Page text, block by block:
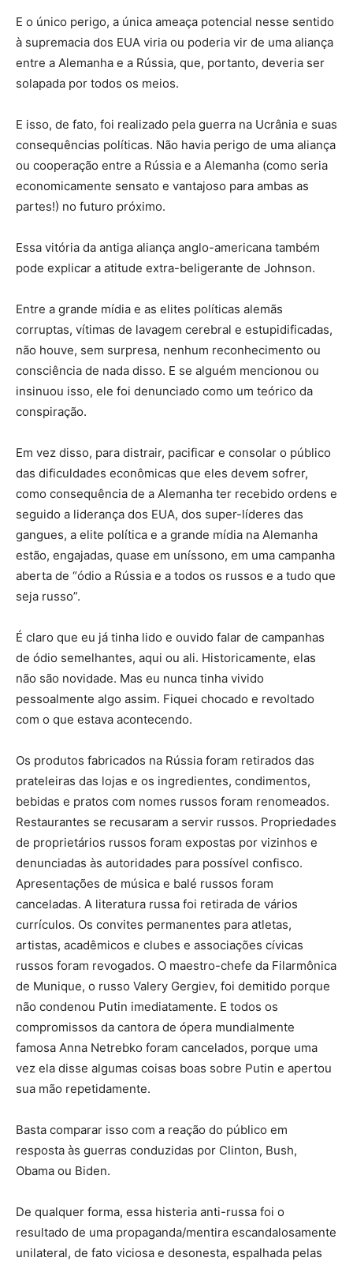
E o único perigo, a única ameaça potencial nesse sentido
à supremacia dos EUA viria ou poderia vir de uma aliança
entre a Alemanha e a Rússia, que, portanto, deveria ser
solapada por todos os meios.
E isso, de fato, foi realizado pela guerra na Ucrânia e suas
consequências políticas. Não havia perigo de uma aliança
ou cooperação entre a Rússia e a Alemanha (como seria
economicamente sensato e vantajoso para ambas as
partes!) no futuro próximo.
Essa vitória da antiga aliança anglo-americana também
pode explicar a atitude extra-beligerante de Johnson.
Entre a grande mídia e as elites políticas alemãs
corruptas, vítimas de lavagem cerebral e estupidificadas,
não houve, sem surpresa, nenhum reconhecimento ou
consciência de nada disso. E se alguém mencionou ou
insinuou isso, ele foi denunciado como um teórico da
conspiração.
Em vez disso, para distrair, pacificar e consolar o público
das dificuldades econômicas que eles devem sofrer,
como consequência de a Alemanha ter recebido ordens e
seguido a liderança dos EUA, dos super-líderes das
gangues, a elite política e a grande mídia na Alemanha
estão, engajadas, quase em uníssono, em uma campanha
aberta de “ódio a Rússia e a todos os russos e a tudo que
seja russo”.
É claro que eu já tinha lido e ouvido falar de campanhas
de ódio semelhantes, aqui ou ali. Historicamente, elas
não são novidade. Mas eu nunca tinha vivido
pessoalmente algo assim. Fiquei chocado e revoltado
com o que estava acontecendo.
Os produtos fabricados na Rússia foram retirados das
prateleiras das lojas e os ingredientes, condimentos,
bebidas e pratos com nomes russos foram renomeados.
Restaurantes se recusaram a servir russos. Propriedades
de proprietários russos foram expostas por vizinhos e
denunciadas às autoridades para possível confisco.
Apresentações de música e balé russos foram
canceladas. A literatura russa foi retirada de vários
currículos. Os convites permanentes para atletas,
artistas, acadêmicos e clubes e associações cívicas
russos foram revogados. O maestro-chefe da Filarmônica
de Munique, o russo Valery Gergiev, foi demitido porque
não condenou Putin imediatamente. E todos os
compromissos da cantora de ópera mundialmente
famosa Anna Netrebko foram cancelados, porque uma
vez ela disse algumas coisas boas sobre Putin e apertou
sua mão repetidamente.
Basta comparar isso com a reação do público em
resposta às guerras conduzidas por Clinton, Bush,
Obama ou Biden.
De qualquer forma, essa histeria anti-russa foi o
resultado de uma propaganda/mentira escandalosamente
unilateral, de fato viciosa e desonesta, espalhada pelas